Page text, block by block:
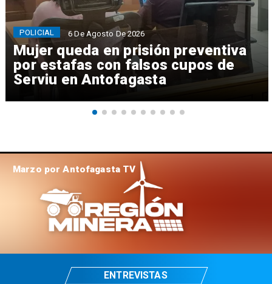
Mujer queda en prisión preventiva
por estafas con falsos cupos de
Serviu en Antofagasta
POLICIAL 6 De Agosto De 2026
Marzo por Antofagasta TV
ENTREVISTAS